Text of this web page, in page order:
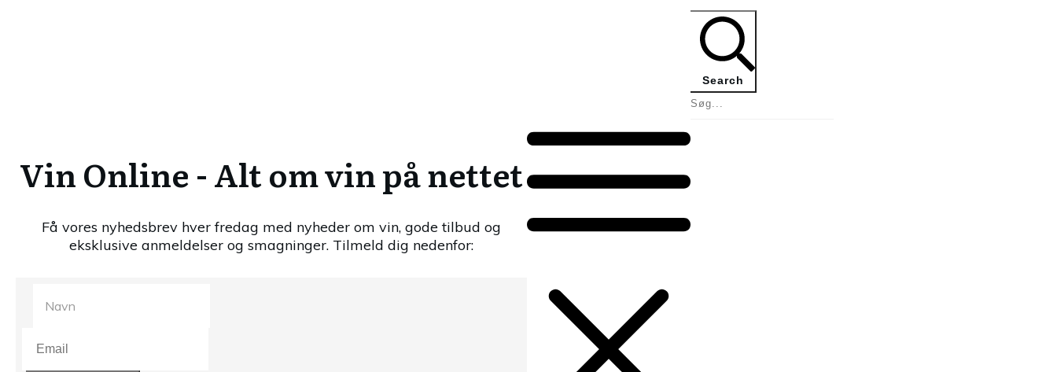
Search
Vin Online - Alt om vin på nettet
Få vores nyhedsbrev hver fredag med nyheder om vin, gode tilbud og
eksklusive anmeldelser og smagninger. Tilmeld dig nedenfor: